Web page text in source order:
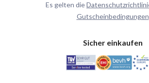
Es gelten die
Gutscheinbedingungen
Sicher einkaufen